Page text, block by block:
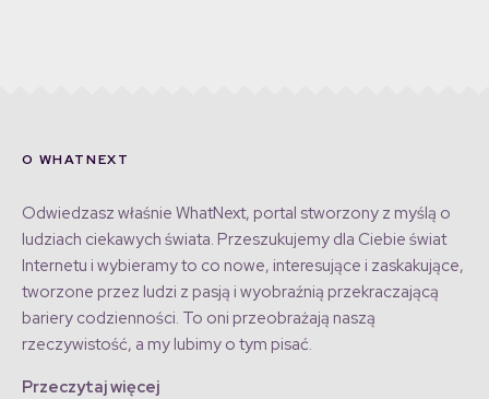
O WHATNEXT
Odwiedzasz właśnie WhatNext, portal stworzony z myślą o
ludziach ciekawych świata. Przeszukujemy dla Ciebie świat
Internetu i wybieramy to co nowe, interesujące i zaskakujące,
tworzone przez ludzi z pasją i wyobraźnią przekraczającą
bariery codzienności. To oni przeobrażają naszą
rzeczywistość, a my lubimy o tym pisać.
Przeczytaj więcej